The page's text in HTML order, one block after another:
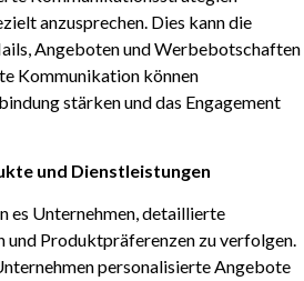
anzusprechen. Dies kann die
Angeboten und Werbebotschaften
Kommunikation können
stärken und das Engagement
und Dienstleistungen
es Unternehmen, detaillierte
und Produktpräferenzen zu verfolgen.
personalisierte Angebote